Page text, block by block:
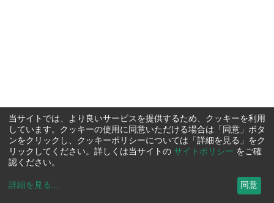
当サイトでは、より良いサービスを提供するため、クッキーを利用
しています。クッキーの使用に同意いただける場合は「同意」ボタ
ンをクリックし、クッキーポリシーについては「詳細を見る」をク
リックしてください。詳しくは当サイトの サイトポリシー をご確
認ください。
詳細を見る ... 同意